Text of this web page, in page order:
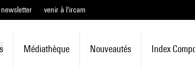
newsletter venir à l'ircam
Médiathèque Nouveautés Index